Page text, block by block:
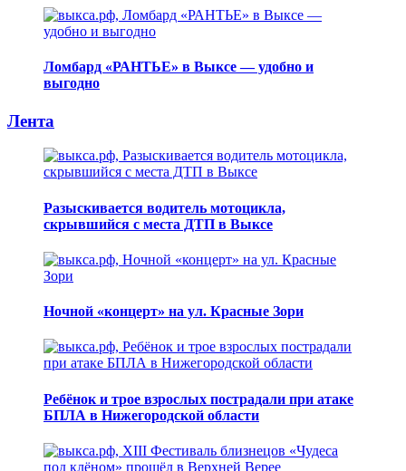
Ломбард «РАНТЬЕ» в Выксе — удобно и
выгодно
Лента
Разыскивается водитель мотоцикла,
скрывшийся с места ДТП в Выксе
Ночной «концерт» на ул. Красные Зори
Ребёнок и трое взрослых пострадали при атаке
БПЛА в Нижегородской области